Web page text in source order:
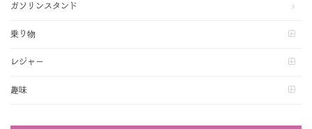
ガソリンスタンド
乗り物
レジャー
趣味